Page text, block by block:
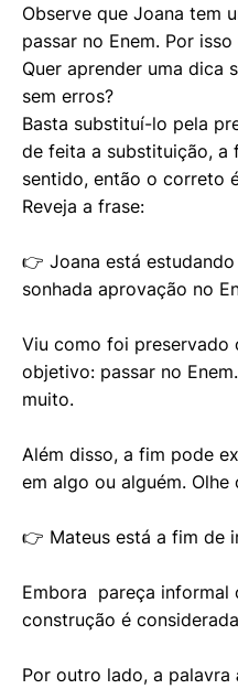
Observe que Joana tem
passar no Enem. Por
Quer aprender uma dica
sem erros?
Basta substituí-lo pela
de feita a substituição, a
sentido, então o correto
Reveja a frase:
👉 Joana está
sonhada aprovação no
Viu como foi preservado
objetivo: passar no Enem.
muito.
Além disso, a fim pode
em algo ou alguém. Olhe
👉 Mateus está a fim de
Embora pareça informal
construção é
Por outro lado, a palavra